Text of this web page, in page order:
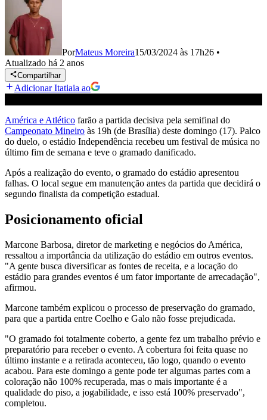
PorMateus Moreira15/03/2024 às 17h26 •
Atualizado há 2 anos
Compartilhar
Adicionar Itatiaia ao
América e Atlético farão a partida decisiva pela semifinal do
Campeonato Mineiro às 19h (de Brasília) deste domingo (17). Palco
do duelo, o estádio Independência recebeu um festival de música no
último fim de semana e teve o gramado danificado.
Após a realização do evento, o gramado do estádio apresentou
falhas. O local segue em manutenção antes da partida que decidirá o
segundo finalista da competição estadual.
Posicionamento oficial
Marcone Barbosa, diretor de marketing e negócios do América,
ressaltou a importância da utilização do estádio em outros eventos.
"A gente busca diversificar as fontes de receita, e a locação do
estádio para grandes eventos é um fator importante de arrecadação",
afirmou.
Marcone também explicou o processo de preservação do gramado,
para que a partida entre Coelho e Galo não fosse prejudicada.
"O gramado foi totalmente coberto, a gente fez um trabalho prévio e
preparatório para receber o evento. A cobertura foi feita quase no
último instante e a retirada aconteceu, tão logo, quando o evento
acabou. Para este domingo a gente pode ter algumas partes com a
coloração não 100% recuperada, mas o mais importante é a
qualidade do piso, a jogabilidade, e isso está 100% preservado",
completou.